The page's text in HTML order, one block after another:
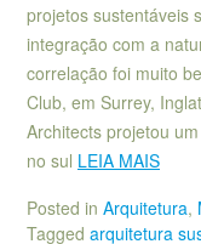
projetos sustentáveis
integração com a
correlação foi muito
Club, em Surrey,
Architects projetou
no sul LEIA MAIS
Posted in Arquitetura,
Tagged arquitetura